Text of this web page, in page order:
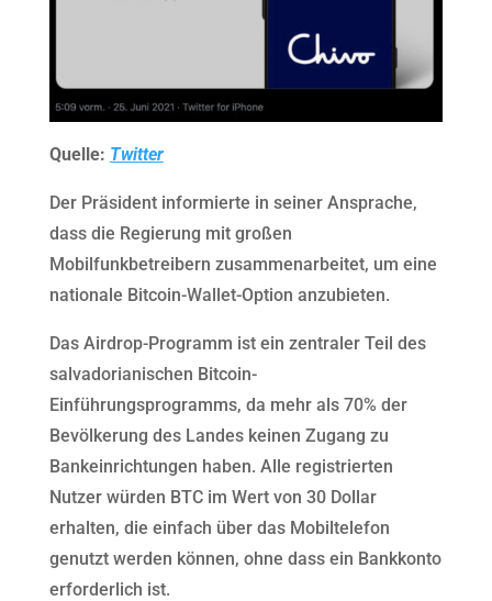
Quelle: Twitter
Der Präsident informierte in seiner Ansprache,
dass die Regierung mit großen
Mobilfunkbetreibern zusammenarbeitet, um eine
nationale Bitcoin-Wallet-Option anzubieten.
Das Airdrop-Programm ist ein zentraler Teil des
salvadorianischen Bitcoin-
Einführungsprogramms, da mehr als 70% der
Bevölkerung des Landes keinen Zugang zu
Bankeinrichtungen haben. Alle registrierten
Nutzer würden BTC im Wert von 30 Dollar
erhalten, die einfach über das Mobiltelefon
genutzt werden können, ohne dass ein Bankkonto
erforderlich ist.